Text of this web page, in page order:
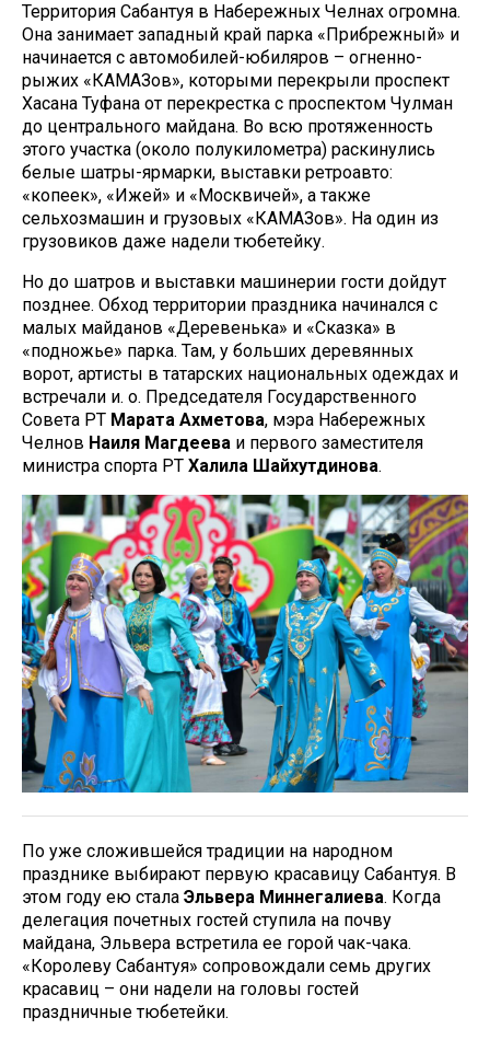
Территория Сабантуя в Набережных Челнах огромна.
Она занимает западный край парка «Прибрежный» и
начинается с автомобилей-юбиляров – огненно-
рыжих «КАМАЗов», которыми перекрыли проспект
Хасана Туфана от перекрестка с проспектом Чулман
до центрального майдана. Во всю протяженность
этого участка (около полукилометра) раскинулись
белые шатры-ярмарки, выставки ретроавто:
«копеек», «Ижей» и «Москвичей», а также
сельхозмашин и грузовых «КАМАЗов». На один из
грузовиков даже надели тюбетейку.
Но до шатров и выставки машинерии гости дойдут
позднее. Обход территории праздника начинался с
малых майданов «Деревенька» и «Сказка» в
«подножье» парка. Там, у больших деревянных
ворот, артисты в татарских национальных одеждах и
встречали и. о. Председателя Государственного
Совета РТ Марата Ахметова, мэра Набережных
Челнов Наиля Магдеева и первого заместителя
министра спорта РТ Халила Шайхутдинова.
По уже сложившейся традиции на народном
празднике выбирают первую красавицу Сабантуя. В
этом году ею стала Эльвера Миннегалиева. Когда
делегация почетных гостей ступила на почву
майдана, Эльвера встретила ее горой чак-чака.
«Королеву Сабантуя» сопровождали семь других
красавиц – они надели на головы гостей
праздничные тюбетейки.